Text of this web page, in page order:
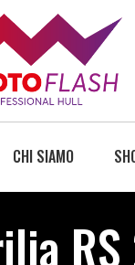
CHI SIAMO